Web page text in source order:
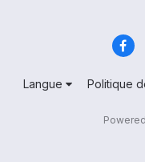
Langue Politique